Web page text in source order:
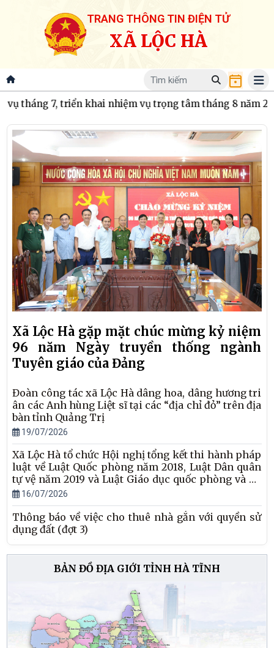
TRANG THÔNG TIN ĐIỆN TỬ
XÃ LỘC HÀ
nhiệm vụ trọng tâm tháng 8 năm 2026 Thông báo
Xã Lộc Hà gặp mặt chúc mừng kỷ niệm
96 năm Ngày truyền thống ngành
Tuyên giáo của Đảng
Đoàn công tác xã Lộc Hà dâng hoa, dâng hương tri
ân các Anh hùng Liệt sĩ tại các “địa chỉ đỏ” trên địa
bàn tỉnh Quảng Trị
19/07/2026
Xã Lộc Hà tổ chức Hội nghị tổng kết thi hành pháp
luật về Luật Quốc phòng năm 2018, Luật Dân quân
tự vệ năm 2019 và Luật Giáo dục quốc phòng và an
ninh năm 2013
16/07/2026
Thông báo về việc cho thuê nhà gắn với quyền sử
dụng đất (đợt 3)
16/07/2026
Hội Cựu chiến binh xã Lộc Hà phát huy truyền
Hội Liên hiệp Phụ nữ xã Lộc Hà dâng hương tri ân
tại Khu di tích lịch sử Ngã ba Đồng Lộc
BẢN ĐỒ ĐỊA GIỚI TỈNH HÀ TĨNH